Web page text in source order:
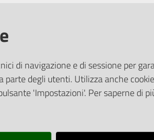
(RA)
Ufficio Relazioni con il Pubblico
Riferimenti per la Stampa
di navigazione e di sessione per
parte degli utenti. Utilizza anche
'Impostazioni'. Per saperne di